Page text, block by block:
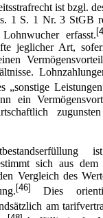
ist bzgl.
1 S. 1 Nr. 3 StGB
erfasst.
jeglicher Art,
„sonstige
ein
sich aus
Vergleich des
[46]
Dies
am